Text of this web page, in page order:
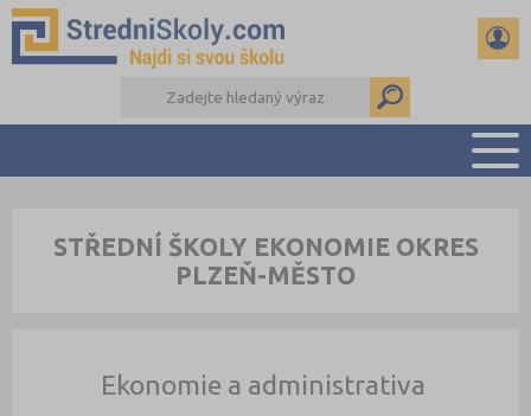
PŘÍPRAVA NA PŘIJÍMAČKY
DŮLEŽITÉ TERMÍNY
STŘEDNÍ ŠKOLY EKONOMIE OKRES
PLZEŇ-MĚSTO
Ekonomie a administrativa